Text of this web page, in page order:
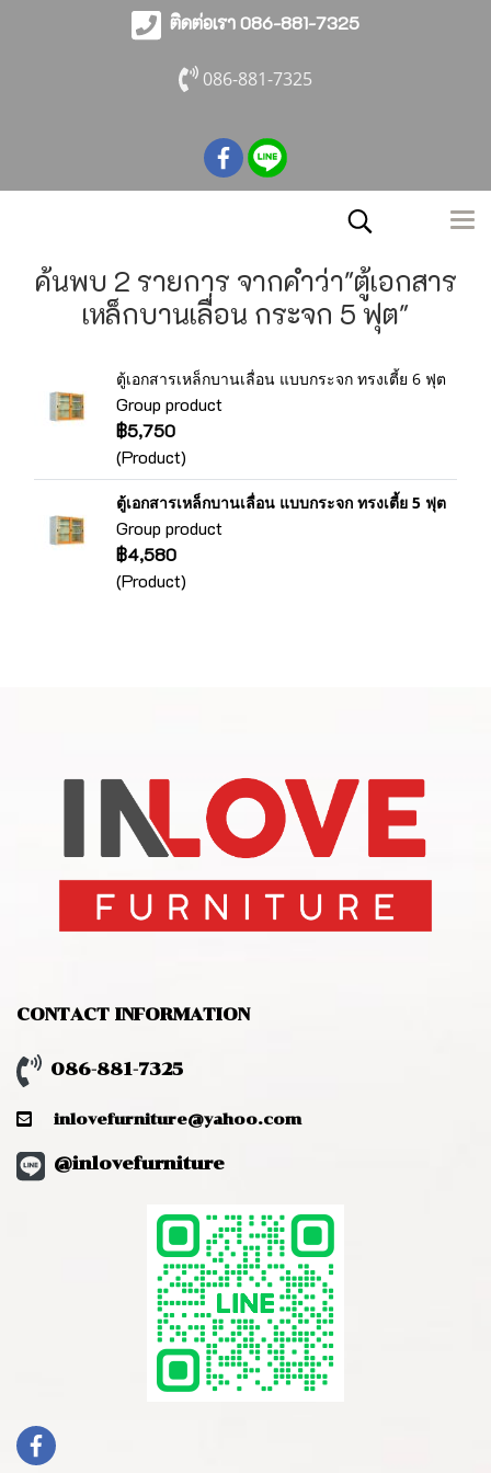
ติดต่อเรา 086-881-7325
086-881-7325
ค้นพบ 2 รายการ จากคำว่า"ตู้เอกสาร
เหล็กบานเลื่อน กระจก 5 ฟุต"
ตู้เอกสารเหล็กบานเลื่อน แบบกระจก ทรงเตี้ย 6 ฟุต
Group product
฿5,750
(Product)
ตู้เอกสารเหล็กบานเลื่อน แบบกระจก ทรงเตี้ย 5 ฟุต
Group product
฿4,580
(Product)
CONTACT INFORMATION
086-881-7325
inlovefurniture@yahoo.com
@inlovefurniture